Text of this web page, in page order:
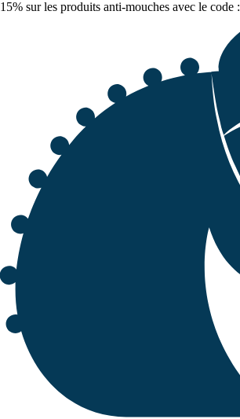
15% sur les produits anti-mouches avec le code :